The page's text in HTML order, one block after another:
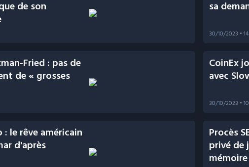
de son
sa
30/10/2023 •
Fried : pas de
de « grosses
CoinEx
avec
30/10/2023 •
le rêve américain
d'après
Procès
privé de
mémoire